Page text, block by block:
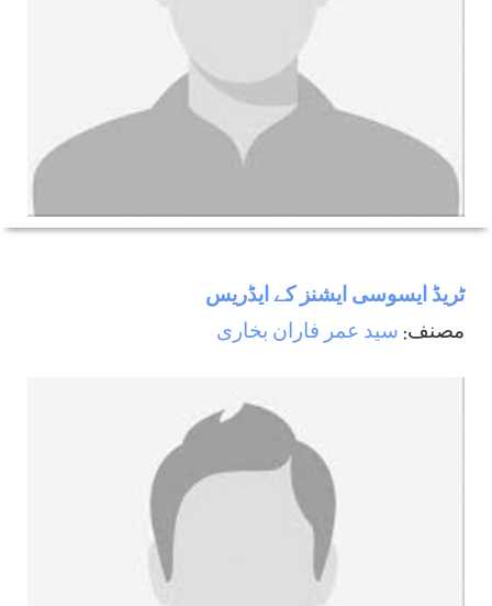
ٹریڈ ایسوسی ایشنز کے ایڈریس
مصنف: سید عمر فاران بخاری